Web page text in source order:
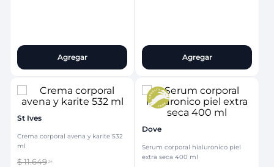
Agregar Agregar
St Ives
Crema corporal avena y karite 532
ml
$11.649 24
Dove
Serum corporal hialuronico piel
extra seca 400 ml